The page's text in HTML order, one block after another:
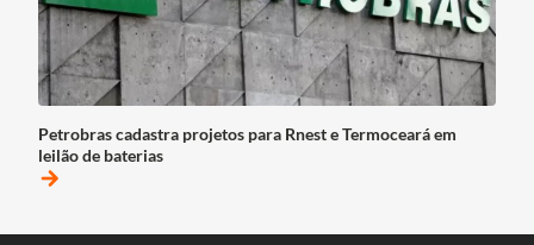
Petrobras cadastra projetos para Rnest e Termoceará em
leilão de baterias
arrow_forward